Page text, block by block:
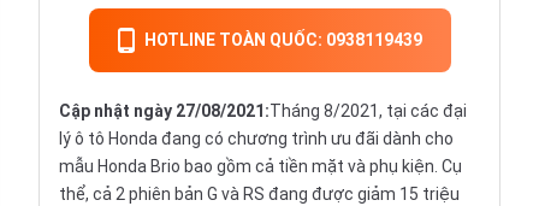
HOTLINE TOÀN QUỐC: 0938119439
Cập nhật ngày 27/08/2021:Tháng 8/2021, tại các đại
lý ô tô Honda đang có chương trình ưu đãi dành cho
mẫu Honda Brio bao gồm cả tiền mặt và phụ kiện. Cụ
thể, cả 2 phiên bản G và RS đang được giảm 15 triệu